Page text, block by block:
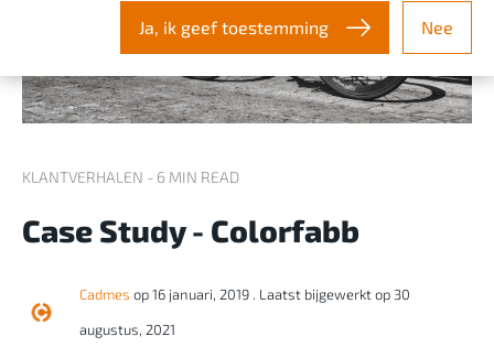
Ja, ik geef toestemming Nee
KLANTVERHALEN - 6 MIN READ
Case Study - Colorfabb
Cadmes op 16 januari, 2019 . Laatst bijgewerkt op 30
augustus, 2021